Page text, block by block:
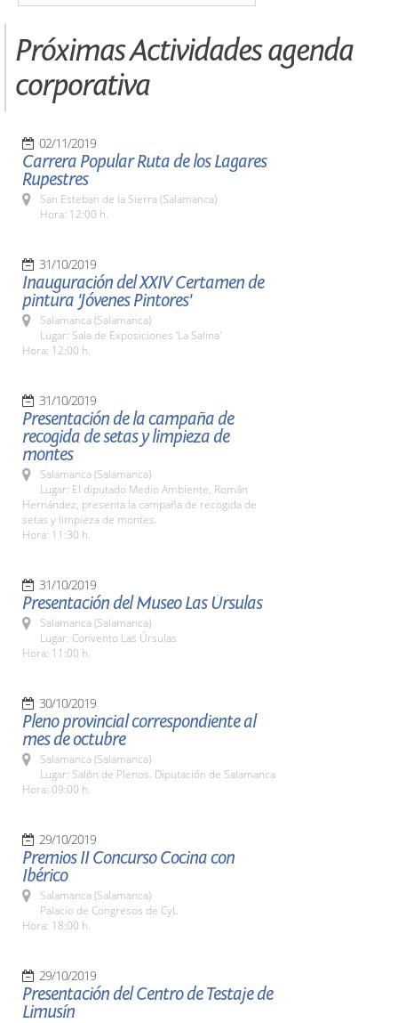
Próximas Actividades agenda
corporativa
02/11/2019
Carrera Popular Ruta de los Lagares
Rupestres
San Esteban de la Sierra (Salamanca)
Hora: 12:00 h.
31/10/2019
Inauguración del XXIV Certamen de
pintura 'Jóvenes Pintores'
Salamanca (Salamanca)
Lugar: Sala de Exposiciones 'La Salina'
Hora: 12:00 h.
31/10/2019
Presentación de la campaña de
recogida de setas y limpieza de
montes
Salamanca (Salamanca)
Lugar: El diputado Medio Ambiente, Román
Hernández, presenta la campaña de recogida de
setas y limpieza de montes.
Hora: 11:30 h.
31/10/2019
Presentación del Museo Las Úrsulas
Salamanca (Salamanca)
Lugar: Convento Las Úrsulas
Hora: 11:00 h.
30/10/2019
Pleno provincial correspondiente al
mes de octubre
Salamanca (Salamanca)
Lugar: Salón de Plenos. Diputación de Salamanca
Hora: 09:00 h.
29/10/2019
Premios II Concurso Cocina con
Ibérico
Salamanca (Salamanca)
Palacio de Congresos de CyL
Hora: 18:00 h.
29/10/2019
Presentación del Centro de Testaje de
Limusín